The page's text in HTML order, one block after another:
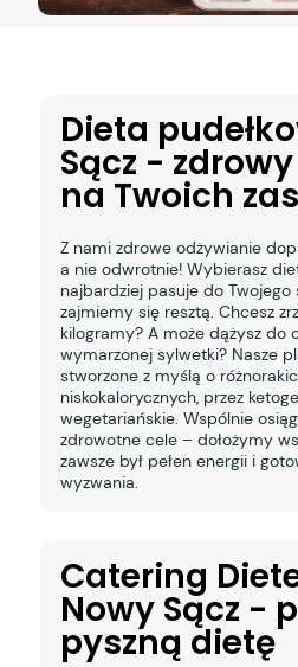
Dieta
Sącz -
na Twoich
Z nami zdrowe odżywianie
a nie odwrotnie! Wybierasz
najbardziej pasuje do Twojego
zajmiemy się resztą. Chcesz
kilogramy? A może dążysz do
wymarzonej sylwetki? Nasze
stworzone z myślą o
niskokalorycznych, przez
wegetariańskie. Wspólnie
zdrowotne cele – dołożymy
zawsze był pełen energii i
wyzwania.
Catering
Nowy Sącz -
pyszną dietę